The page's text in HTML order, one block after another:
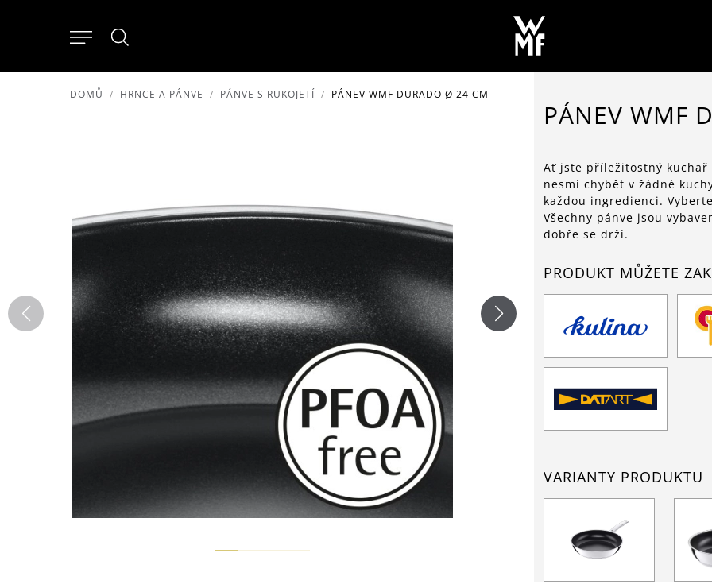
DOMŮ HRNCE A PÁNVE PÁNVE S RUKOJETÍ PÁNEV WMF DURADO Ø 24 CM
PÁNEV WMF
Ať jste příležitostný kuchař
nesmí chybět v žádné
každou ingredienci.
Všechny pánve jsou
dobře se drží.
PRODUKT MŮŽETE
VARIANTY PRODUKTU